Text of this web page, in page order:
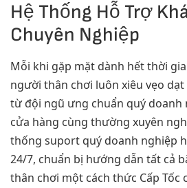
Hệ Thống Hỗ Trợ
Chuyên Nghiệp
Mỗi khi gặp mặt dành hết thời
người thân chơi luôn xiêu vẹo
từ đội ngũ ưng chuẩn quý doanh
cửa hàng cùng thường xuyên
thống suport quý doanh nghiệp
24/7, chuẩn bị hướng dẫn tất cả
thân chơi một cách thức Cấp Tốc